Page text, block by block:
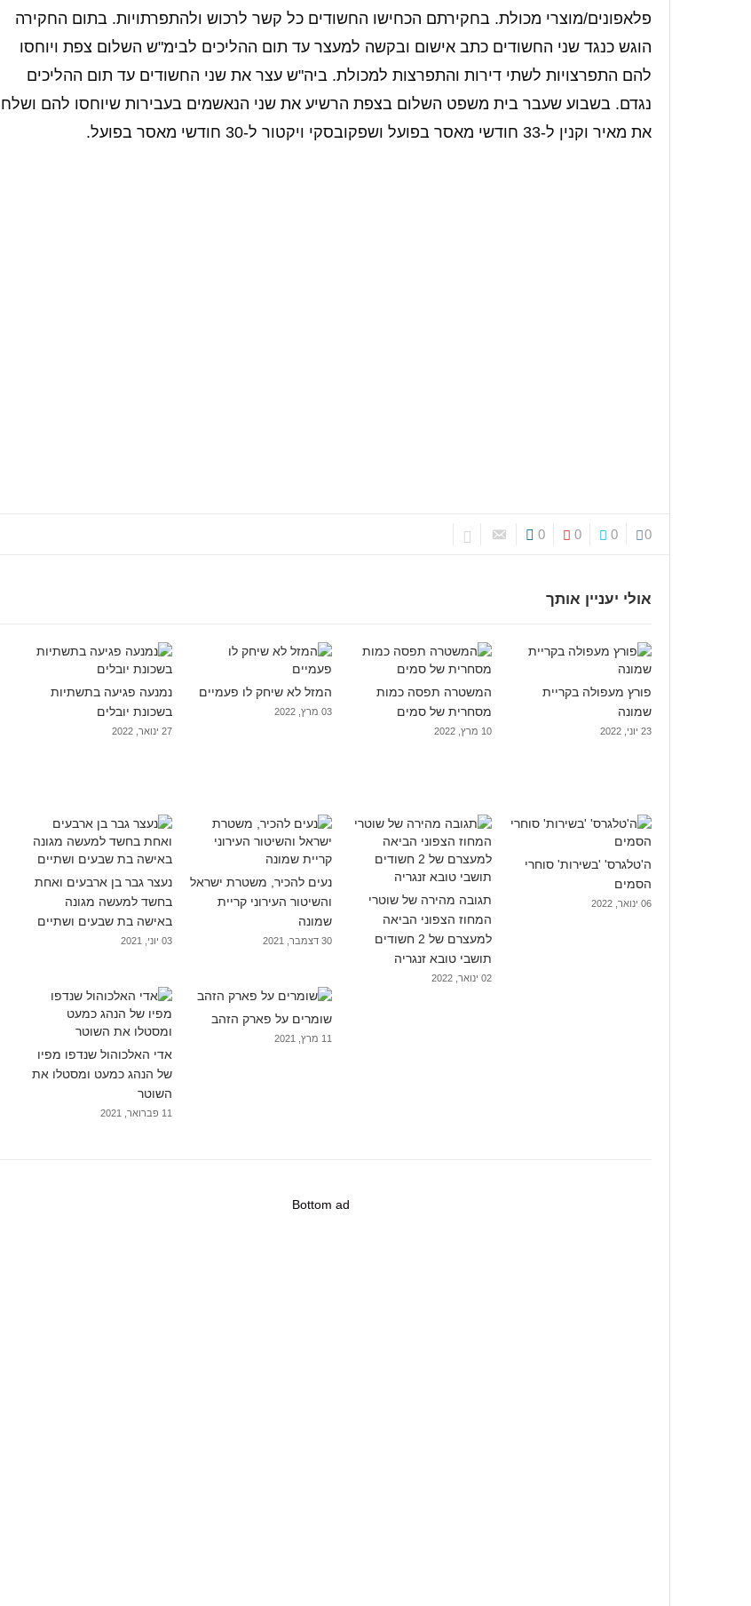
פלאפונים/מוצרי מכולת. בחקירתם הכחישו החשודים כל קשר לרכוש ולהתפרתויות. בתום החקירה
הוגש כנגד שני החשודים כתב אישום ובקשה למעצר עד תום ההליכים לבימ"ש השלום צפת ויוחסו
להם התפרצויות לשתי דירות והתפרצות למכולת. ביה"ש עצר את שני החשודים עד תום ההליכים
נגדם. בשבוע שעבר בית משפט השלום בצפת הרשיע את שני הנאשמים בעבירות שיוחסו להם ושלח
את מאיר וקנין ל-33 חודשי מאסר בפועל ושפקובסקי ויקטור ל-30 חודשי מאסר בפועל.
0
0
0
0
אולי יעניין אותך
פורץ מעפולה בקריית
שמונה
23 יוני, 2022
המשטרה תפסה כמות
מסחרית של סמים
10 מרץ, 2022
המזל לא שיחק לו פעמיים
03 מרץ, 2022
נמנעה פגיעה בתשתיות
בשכונת יובלים
27 ינואר, 2022
ה'טלגרס' 'בשירות' סוחרי
הסמים
06 ינואר, 2022
תגובה מהירה של שוטרי
המחוז הצפוני הביאה
למעצרם של 2 חשודים
תושבי טובא זנגריה
02 ינואר, 2022
נעים להכיר, משטרת ישראל
והשיטור העירוני קריית
שמונה
30 דצמבר, 2021
נעצר גבר בן ארבעים ואחת
בחשד למעשה מגונה
באישה בת שבעים ושתיים
03 יוני, 2021
שומרים על פארק הזהב
11 מרץ, 2021
אדי האלכוהול שנדפו מפיו
של הנהג כמעט ומסטלו את
השוטר
11 פברואר, 2021
Bottom ad